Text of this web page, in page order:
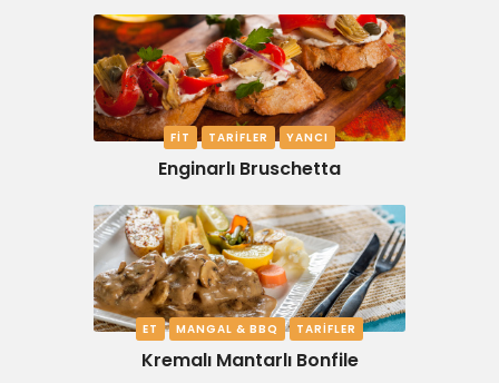
FIT TARIFLER YANCI
Enginarlı Bruschetta
ET MANGAL & BBQ TARIFLER
Kremalı Mantarlı Bonfile